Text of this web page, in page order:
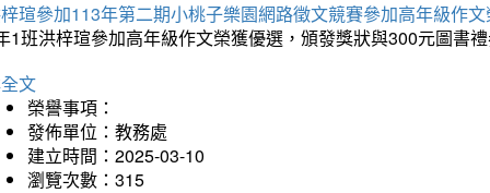
瑄參加113年第二期小桃子樂園網路徵文競賽參加高年級作
1班洪梓瑄參加高年級作文榮獲優選，頒發獎狀與300元圖書
文
榮譽事項：
發佈單位：教務處
建立時間：2025-03-10
瀏覽次數：315